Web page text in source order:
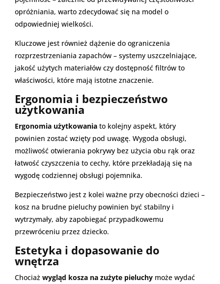
opróżniania, warto zdecydować się na model o
odpowiedniej wielkości.
Kluczowe jest również dążenie do ograniczenia
rozprzestrzeniania zapachów – systemy uszczelniające,
jakość użytych materiałów czy dostępność filtrów to
właściwości, które mają istotne znaczenie.
Ergonomia i bezpieczeństwo
użytkowania
Ergonomia użytkowania to kolejny aspekt, który
powinien zostać wzięty pod uwagę. Wygoda obsługi,
możliwość otwierania pokrywy bez użycia obu rąk oraz
łatwość czyszczenia to cechy, które przekładają się na
wygodę codziennej obsługi pojemnika.
Bezpieczeństwo jest z kolei ważne przy obecności dzieci –
kosz na brudne pieluchy powinien być stabilny i
wytrzymały, aby zapobiegać przypadkowemu
przewróceniu przez dziecko.
Estetyka i dopasowanie do
wnętrza
Chociaż wygląd kosza na zużyte pieluchy może wydać